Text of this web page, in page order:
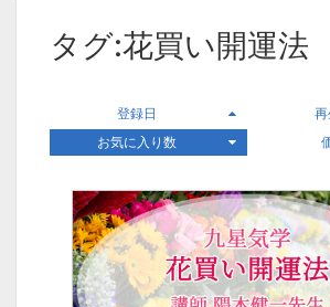
タグ:花買い開運法
登録日
お気に入り数